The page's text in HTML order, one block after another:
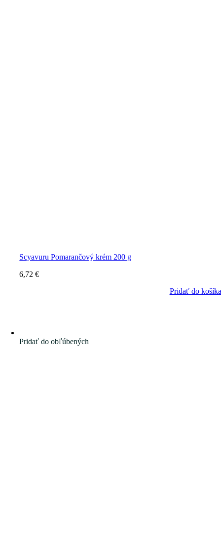
Scyavuru Pomarančový krém 200 g
6,72€
Pridať do košíka
Pridať do obľúbených